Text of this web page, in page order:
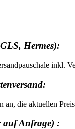
Hermes):
inkl.
die aktuellen
auf Anfrage) :